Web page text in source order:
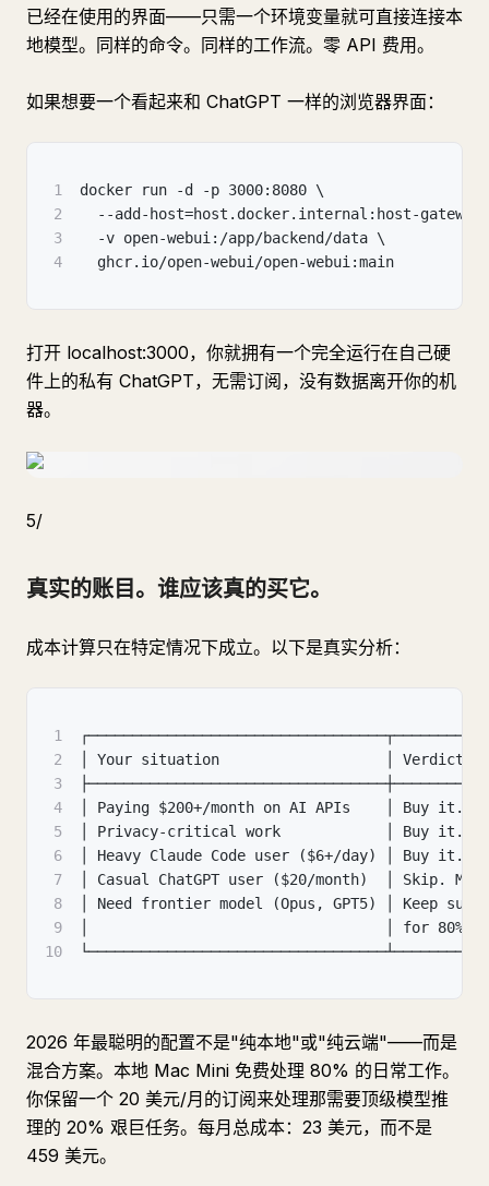
已经在使用的界面——只需一个环境变量就可直接连接本
地模型。同样的命令。同样的工作流。零 API 费用。
如果想要一个看起来和 ChatGPT 一样的浏览器界面：
1
docker run -d -p 3000:8080 \
2
--add-host=host.docker.internal:host-gateway
3
  -v open-webui:/app/backend/data \
4
  ghcr.io/open-webui/open-webui:main
打开 localhost:3000，你就拥有一个完全运行在自己硬
件上的私有 ChatGPT，无需订阅，没有数据离开你的机
器。
5/
真实的账目。谁应该真的买它。
成本计算只在特定情况下成立。以下是真实分析：
1
2
│ Your situation                   │
3
4
│ Paying $200+/month on AI APIs    │ Buy it.
5
│ Privacy-critical work            │ Buy it.
6
│ Heavy Claude Code user ($6+/day) │ Buy
7
│ Casual ChatGPT user ($20/month)  │ Skip.
8
│ Need frontier model (Opus, GPT5) │ Keep
9
│                                  │ for 80%
10
2026 年最聪明的配置不是"纯本地"或"纯云端"——而是
混合方案。本地 Mac Mini 免费处理 80% 的日常工作。
你保留一个 20 美元/月的订阅来处理那需要顶级模型推
理的 20% 艰巨任务。每月总成本：23 美元，而不是
459 美元。